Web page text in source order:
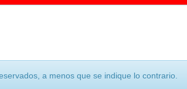
a menos que se indique lo contrario.